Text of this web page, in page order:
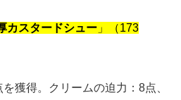
カスタードシュー 」（173
獲得。クリームの迫力：8点、